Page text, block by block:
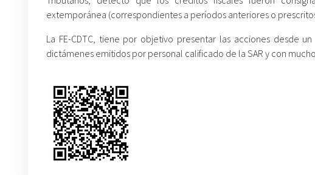
extemporánea (correspondientes a períodos anteriores o
La FE-CDTC, tiene por objetivo presentar las acciones desde
dictámenes emitidos por personal calificado de la SAR y con